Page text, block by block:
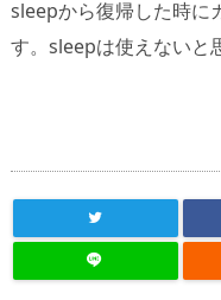
sleepから復帰した時に
す。sleepは使えないと